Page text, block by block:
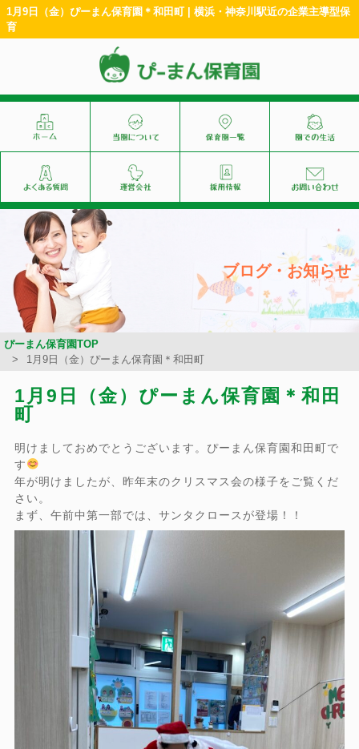
1月9日（金）ぴーまん保育園＊和田町 | 横浜・神奈川駅近の企業主導型保
育
ブログ・お知らせ
ぴーまん保育園TOP
1月9日（金）ぴーまん保育園＊和田町
1月9日（金）ぴーまん保育園＊和田
町
明けましておめでとうございます。ぴーまん保育園和田町で
す
年が明けましたが、昨年末のクリスマス会の様子をご覧くだ
さい。
まず、午前中第一部では、サンタクロースが登場！！